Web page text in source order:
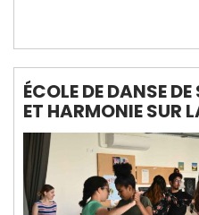
ÉCOLE DE DANSE
ET HARMONIE SUR